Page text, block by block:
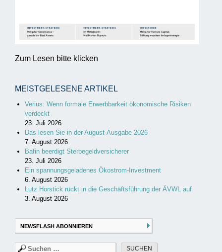
Zum Lesen bitte klicken
MEISTGELESENE ARTIKEL
Verius: Wenn formale Erwerbbarkeit ökonomische Risiken
verdeckt
23. Juli 2026
Das lesen Sie in der August-Ausgabe 2026
7. August 2026
Bafin beerdigt Sterbegeldversicherer
23. Juli 2026
Ein spannungsgeladenes Ökostrom-Investment
6. August 2026
Lutz Horstick rückt in die Geschäftsführung der ÄVWL auf
3. August 2026
NEWSFLASH ABONNIEREN
Suchen